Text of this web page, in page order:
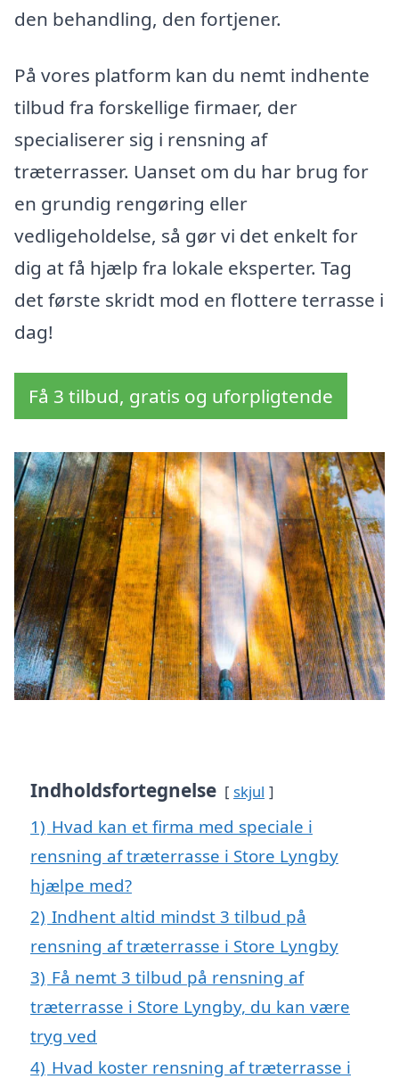
den behandling, den fortjener.
På vores platform kan du nemt indhente
tilbud fra forskellige firmaer, der
specialiserer sig i rensning af
træterrasser. Uanset om du har brug for
en grundig rengøring eller
vedligeholdelse, så gør vi det enkelt for
dig at få hjælp fra lokale eksperter. Tag
det første skridt mod en flottere terrasse i
dag!
Få 3 tilbud, gratis og uforpligtende
Indholdsfortegnelse skjul
1) Hvad kan et firma med speciale i
rensning af træterrasse i Store Lyngby
hjælpe med?
2) Indhent altid mindst 3 tilbud på
rensning af træterrasse i Store Lyngby
3) Få nemt 3 tilbud på rensning af
træterrasse i Store Lyngby, du kan være
tryg ved
4) Hvad koster rensning af træterrasse i